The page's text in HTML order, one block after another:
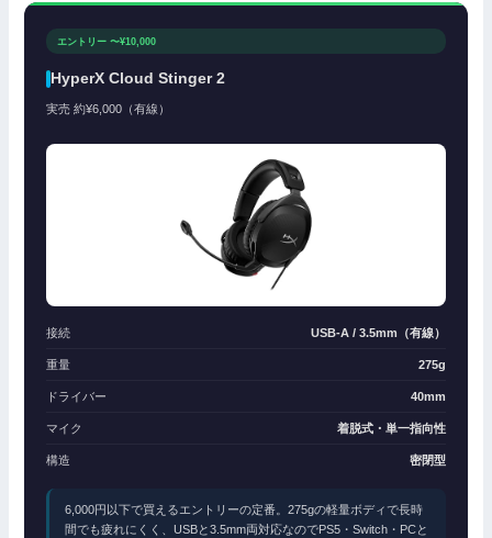
エントリー 〜¥10,000
HyperX Cloud Stinger 2
実売 約¥6,000（有線）
接続 USB-A / 3.5mm（有線）
重量 275g
ドライバー 40mm
マイク 着脱式・単一指向性
構造 密閉型
6,000円以下で買えるエントリーの定番。275gの軽量ボディで長時
間でも疲れにくく、USBと3.5mm両対応なのでPS5・Switch・PCと